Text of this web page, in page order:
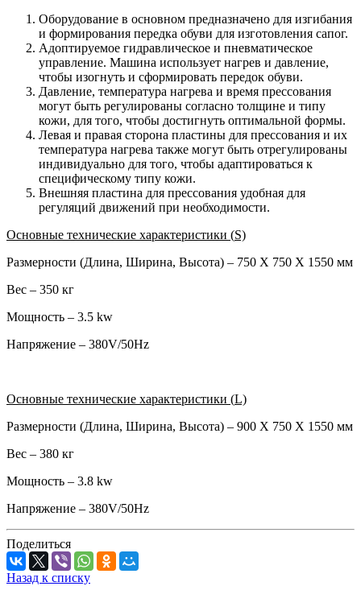
Оборудование в основном предназначено для изгибания
и формирования передка обуви для изготовления сапог.
Адоптируемое гидравлическое и пневматическое
управление. Машина использует нагрев и давление,
чтобы изогнуть и сформировать передок обуви.
Давление, температура нагрева и время прессования
могут быть регулированы согласно толщине и типу
кожи, для того, чтобы достигнуть оптимальной формы.
Левая и правая сторона пластины для прессования и их
температура нагрева также могут быть отрегулированы
индивидуально для того, чтобы адаптироваться к
специфическому типу кожи.
Внешняя пластина для прессования удобная для
регуляций движений при необходимости.
Основные технические характеристики (S)
Размерности (Длина, Ширина, Высота) – 750 Х 750 Х 1550 мм
Вес – 350 кг
Мощность – 3.5 kw
Напряжение – 380V/50Hz
Основные технические характеристики (L)
Размерности (Длина, Ширина, Высота) – 900 Х 750 Х 1550 мм
Вес – 380 кг
Мощность – 3.8 kw
Напряжение – 380V/50Hz
Поделиться
Назад к списку